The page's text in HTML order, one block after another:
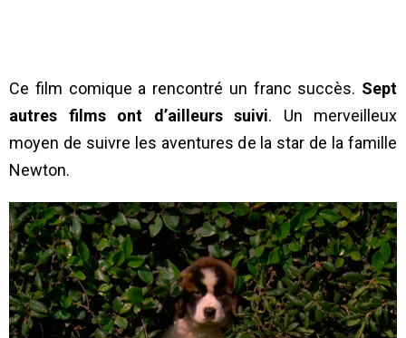
Ce film comique a rencontré un franc succès. Sept
autres films ont d’ailleurs suivi. Un merveilleux
moyen de suivre les aventures de la star de la famille
Newton.